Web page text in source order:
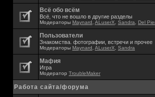
Всё обо всём
Всё, что не вошло в другие разделы
Модераторы Maynard ALuserX Sandra Del
Пользователи
Знакомства. фотографии, встречи и прочее
Модераторы Maynard ALuserX Sandra
Мафия
Игра
Модератор TroubleMaker
Работа сайта/форума